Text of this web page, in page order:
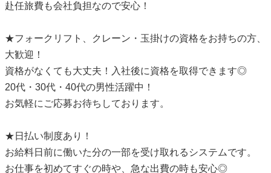
赴任旅費も会社負担なので安心！
★フォークリフト、クレーン・玉掛けの資格をお持ちの方、
大歓迎！
資格がなくても大丈夫！入社後に資格を取得できます◎
20代・30代・40代の男性活躍中！
お気軽にご応募お待ちしております。
★日払い制度あり！
お給料日前に働いた分の一部を受け取れるシステムです。
お仕事を初めてすぐの時や、急な出費の時も安心◎